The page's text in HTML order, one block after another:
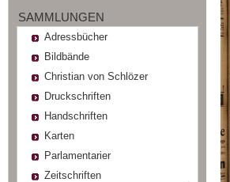
SAMMLUNGEN
Adressbücher
Bildbände
Christian von Schlözer
Druckschriften
Handschriften
Karten
Parlamentarier
Zeitschriften